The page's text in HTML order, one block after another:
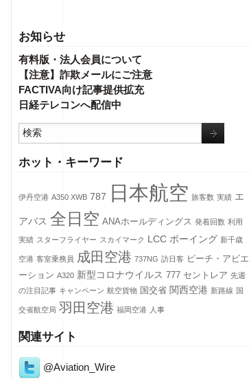
お知らせ
有料版・法人会員について
【注意】詐欺メールにご注意
FACTIVA向け記事提供拡充
日経テレコンへ配信中
ホット・キーワード
伊丹空港 A350 XWB 787 日本航空 旅客数 実績 エ
アバス 全日空 ANAホールディングス 発着回数 利用
実績 スターフライヤー スカイマーク LCC ボーイング 新千歳
空港 客室乗務員 成田空港 737NG 訪日客
ピーチ・アビエ
ーション A320 新型コロナウイルス 777 セントレア 先週
の注目記事 キャンペーン 航空貨物 国交省 関西空港 新路線 国
交省航空局 羽田空港 福岡空港 人事
関連サイト
@Aviation_Wire